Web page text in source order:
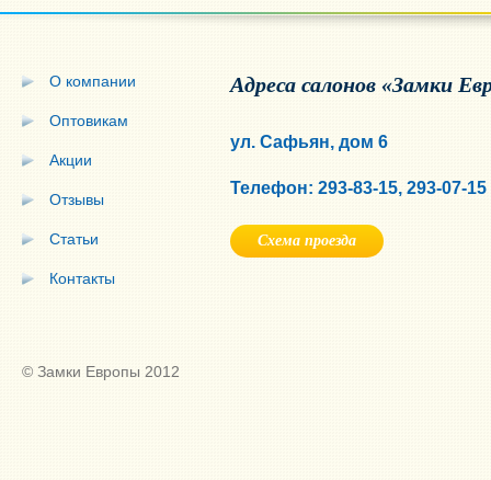
О компании
Оптовикам
Акции
Отзывы
Статьи
Контакты
Адреса салонов «Замки
ул. Сафьян, дом 6
Телефон: 293-83-15, 293-07-15
Схема проезда
© Замки Европы 2012